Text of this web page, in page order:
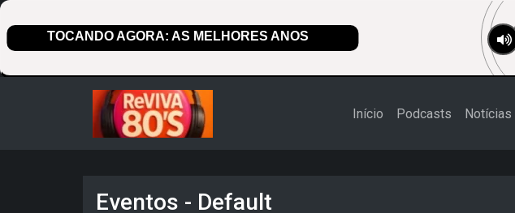
Início Podcasts Notícias
Eventos - Default